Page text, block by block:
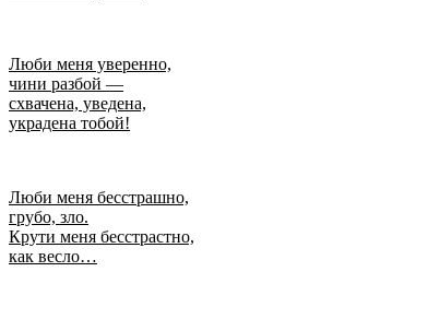
Люби меня уверенно,
чини разбой —
схвачена, уведена,
украдена тобой!
Люби меня бесстрашно,
грубо, зло.
Крути меня бесстрастно,
как весло…